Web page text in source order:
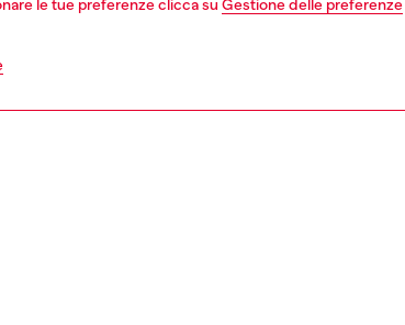
le tue preferenze clicca su Gestione delle preferenze